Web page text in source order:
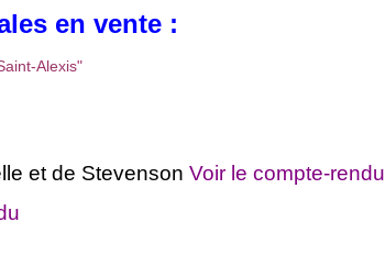
en vente :
Alexis"
et de Stevenson Voir le compte-rendu